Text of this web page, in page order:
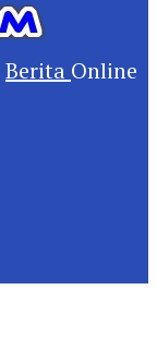
Berita Online